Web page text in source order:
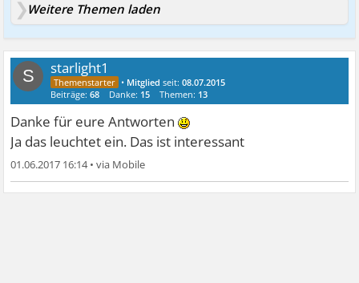
Weitere Themen laden
S starlight1
• Mitglied seit:08.07.2015
Beiträge:68 Danke: 15 Themen: 13
Danke für eure Antworten
Ja das leuchtet ein. Das ist interessant
01.06.2017 16:14•